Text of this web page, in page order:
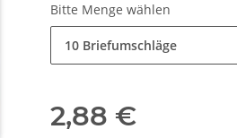
Bitte Menge wählen
10 Briefumschläge
2,88 €